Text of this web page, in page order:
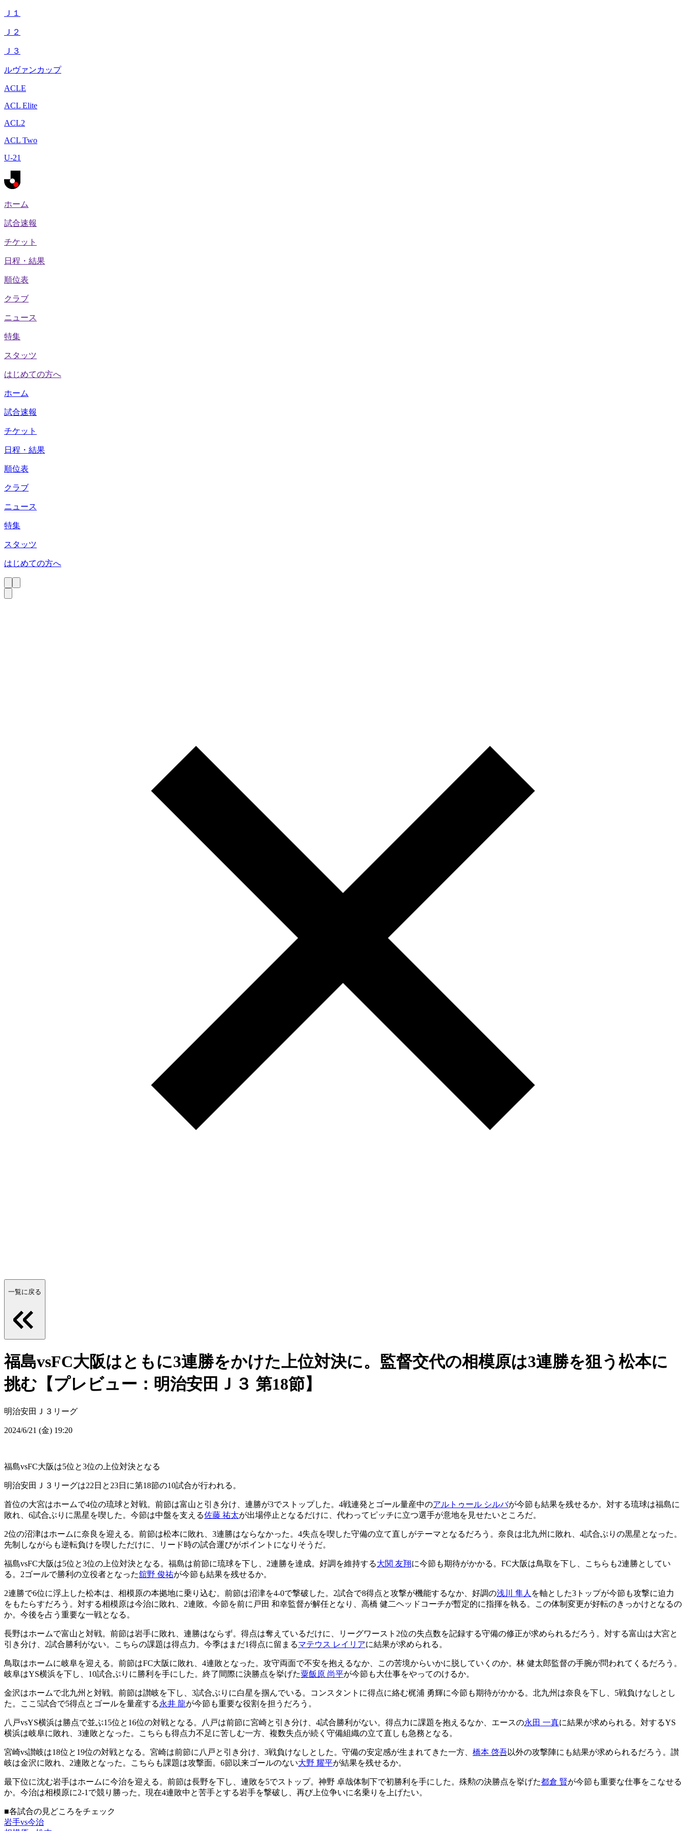
Ｊ１
Ｊ２
Ｊ３
ルヴァンカップ
ACLE
ACL Elite
ACL2
ACL Two
U-21
ホーム
試合速報
チケット
日程・結果
順位表
クラブ
ニュース
特集
スタッツ
はじめての方へ
ホーム
試合速報
チケット
日程・結果
順位表
クラブ
ニュース
特集
スタッツ
はじめての方へ
一覧に戻る
福島vsFC大阪はともに3連勝をかけた上位対決に。監督交代の相模原は3連勝を狙う松本に
挑む【プレビュー：明治安田Ｊ３ 第18節】
明治安田Ｊ３リーグ
2024/6/21 (金) 19:20
福島vsFC大阪は5位と3位の上位対決となる
明治安田Ｊ３リーグは22日と23日に第18節の10試合が行われる。
首位の大宮はホームで4位の琉球と対戦。前節は富山と引き分け、連勝が3でストップした。4戦連発とゴール量産中のアルトゥール シルバが今節も結果を残せるか。対する琉球は福島に
敗れ、6試合ぶりに黒星を喫した。今節は中盤を支える佐藤 祐太が出場停止となるだけに、代わってピッチに立つ選手が意地を見せたいところだ。
2位の沼津はホームに奈良を迎える。前節は松本に敗れ、3連勝はならなかった。4失点を喫した守備の立て直しがテーマとなるだろう。奈良は北九州に敗れ、4試合ぶりの黒星となった。
先制しながらも逆転負けを喫しただけに、リード時の試合運びがポイントになりそうだ。
福島vsFC大阪は5位と3位の上位対決となる。福島は前節に琉球を下し、2連勝を達成。好調を維持する大関 友翔に今節も期待がかかる。FC大阪は鳥取を下し、こちらも2連勝としてい
る。2ゴールで勝利の立役者となった舘野 俊祐が今節も結果を残せるか。
2連勝で6位に浮上した松本は、相模原の本拠地に乗り込む。前節は沼津を4-0で撃破した。2試合で8得点と攻撃が機能するなか、好調の浅川 隼人 を軸とした3トップが今節も攻撃に迫力
をもたらすだろう。対する相模原は今治に敗れ、2連敗。今節を前に戸田 和幸監督が解任となり、高橋 健二ヘッドコーチが暫定的に指揮を執る。この体制変更が好転のきっかけとなるの
か。今後を占う重要な一戦となる。
長野はホームで富山と対戦。前節は岩手に敗れ、連勝はならず。得点は奪えているだけに、リーグワースト2位の失点数を記録する守備の修正が求められるだろう。対する富山は大宮と
引き分け、2試合勝利がない。こちらの課題は得点力。今季はまだ1得点に留まるマテウス レイリアに結果が求められる。
鳥取はホームに岐阜を迎える。前節はFC大阪に敗れ、4連敗となった。攻守両面で不安を抱えるなか、この苦境からいかに脱していくのか。林 健太郎監督の手腕が問われてくるだろう。
岐阜はYS横浜を下し、10試合ぶりに勝利を手にした。終了間際に決勝点を挙げた粟飯原 尚平が今節も大仕事をやってのけるか。
金沢はホームで北九州と対戦。前節は讃岐を下し、3試合ぶりに白星を掴んでいる。コンスタントに得点に絡む梶浦 勇輝に今節も期待がかかる。北九州は奈良を下し、5戦負けなしとし
た。ここ5試合で5得点とゴールを量産する永井 龍が今節も重要な役割を担うだろう。
八戸vsYS横浜は勝点で並ぶ15位と16位の対戦となる。八戸は前節に宮崎と引き分け、4試合勝利がない。得点力に課題を抱えるなか、エースの永田 一真に結果が求められる。対するYS
横浜は岐阜に敗れ、3連敗となった。こちらも得点力不足に苦しむ一方、複数失点が続く守備組織の立て直しも急務となる。
宮崎vs讃岐は18位と19位の対戦となる。宮崎は前節に八戸と引き分け、3戦負けなしとした。守備の安定感が生まれてきた一方、 橋本 啓吾以外の攻撃陣にも結果が求められるだろう。讃
岐は金沢に敗れ、2連敗となった。こちらも課題は攻撃面。6節以来ゴールのない大野 耀平が結果を残せるか。
最下位に沈む岩手はホームに今治を迎える。前節は長野を下し、連敗を5でストップ。神野 卓哉体制下で初勝利を手にした。殊勲の決勝点を挙げた都倉 賢が今節も重要な仕事をこなせる
か。今治は相模原に2-1で競り勝った。現在4連敗中と苦手とする岩手を撃破し、再び上位争いに名乗りを上げたい。
■各試合の見どころをチェック
岩手vs今治